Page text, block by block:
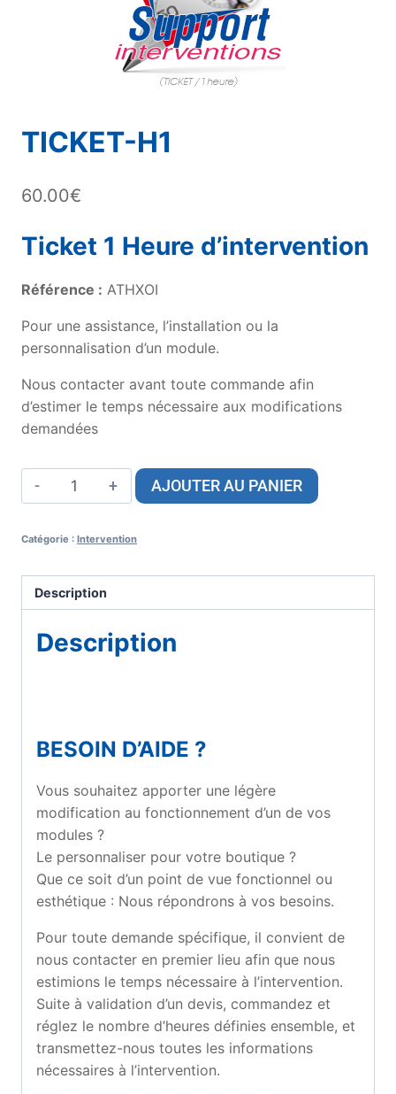
TICKET-H1
60.00€
Ticket 1 Heure d’intervention
Référence : ATHXOI
Pour une assistance, l’installation ou la
personnalisation d’un module.
Nous contacter avant toute commande afin
d’estimer le temps nécessaire aux modifications
demandées
AJOUTER AU PANIER
Catégorie : Intervention
Description
Description
BESOIN D’AIDE ?
Vous souhaitez apporter une légère
modification au fonctionnement d’un de vos
modules ?
Le personnaliser pour votre boutique ?
Que ce soit d’un point de vue fonctionnel ou
esthétique : Nous répondrons à vos besoins.
Pour toute demande spécifique, il convient de
nous contacter en premier lieu afin que nous
estimions le temps nécessaire à l’intervention.
Suite à validation d’un devis, commandez et
réglez le nombre d’heures définies ensemble, et
transmettez-nous toutes les informations
nécessaires à l’intervention.